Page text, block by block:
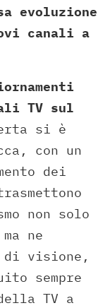
evoluzione
canali a
TV sul
si è
con un
dei
non solo
ne
di visione,
sempre
TV a